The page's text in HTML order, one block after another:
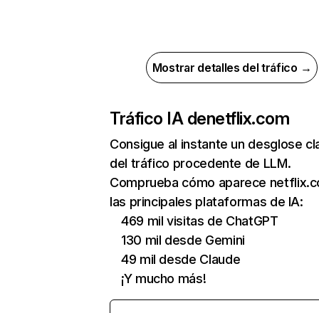
Mostrar detalles del tráfico →
Tráfico IA denetflix.com
Consigue al instante un desglose
del tráfico procedente de LLM.
Comprueba cómo aparece
las principales plataformas de IA:
469 mil visitas de ChatGPT
130 mil desde Gemini
49 mil desde Claude
¡Y mucho más!